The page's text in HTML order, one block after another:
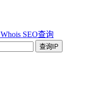
Whois SEO查询
查询IP